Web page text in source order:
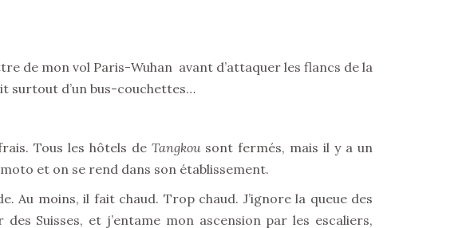
de mon vol Paris-Wuhan avant d’attaquer les flancs de la
surtout d’un bus-couchettes…
Tous les hôtels de Tangkousont fermés, mais il y a un
et on se rend dans son établissement.
Au moins, il fait chaud. Trop chaud. J’ignore la queue des
Suisses, et j’entame mon ascension par les escaliers,